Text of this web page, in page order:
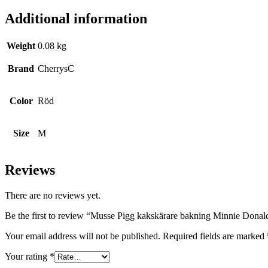
Additional information
Weight 0.08 kg
Brand CherrysC
Color Röd
Size M
Reviews
There are no reviews yet.
Be the first to review “Musse Pigg kakskärare bakning Minnie
Your email address will not be published. Required fields are marked
Your rating *